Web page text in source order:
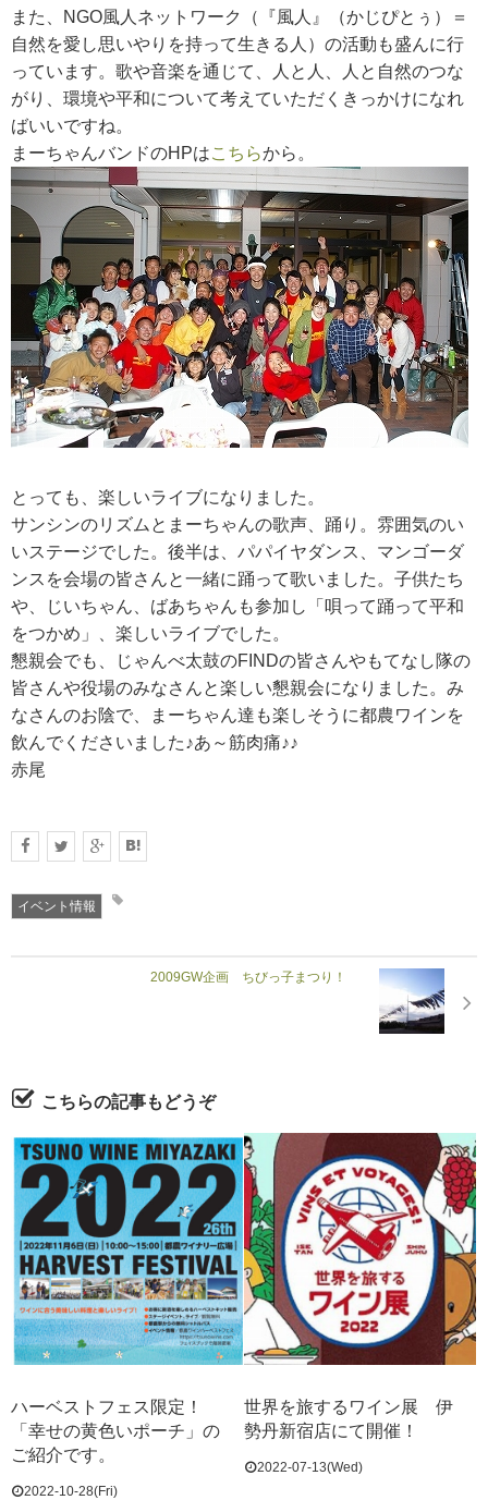
また、NGO風人ネットワーク（『風人』（かじぴとぅ）＝
自然を愛し思いやりを持って生きる人）の活動も盛んに行
っています。歌や音楽を通じて、人と人、人と自然のつな
がり、環境や平和について考えていただくきっかけになれ
ばいいですね。
まーちゃんバンドのHPはこちらから。
とっても、楽しいライブになりました。
サンシンのリズムとまーちゃんの歌声、踊り。雰囲気のい
いステージでした。後半は、パパイヤダンス、マンゴーダ
ンスを会場の皆さんと一緒に踊って歌いました。子供たち
や、じいちゃん、ばあちゃんも参加し「唄って踊って平和
をつかめ」、楽しいライブでした。
懇親会でも、じゃんべ太鼓のFINDの皆さんやもてなし隊の
皆さんや役場のみなさんと楽しい懇親会になりました。み
なさんのお陰で、まーちゃん達も楽しそうに都農ワインを
飲んでくださいました♪あ～筋肉痛♪♪
赤尾
イベント情報
2009GW企画 ちびっ子まつり！
こちらの記事もどうぞ
ハーベストフェス限定！
「幸せの黄色いポーチ」の
ご紹介です。
2022-10-28(Fri)
世界を旅するワイン展 伊
勢丹新宿店にて開催！
2022-07-13(Wed)